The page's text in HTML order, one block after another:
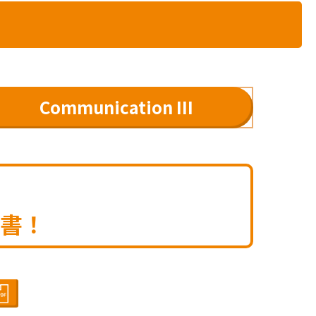
Communication III
！